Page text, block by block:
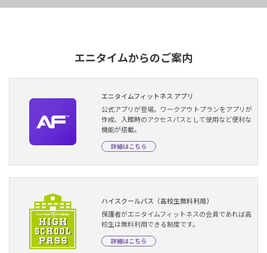
エニタイムからのご案内
エニタイムフィットネス アプリ
公式アプリが登場。ワークアウトプランをアプリが
作成、入館時のアクセスパスとして使用など便利な
機能が搭載。
詳細はこちら
ハイスクールパス（高校生無料利用）
保護者がエニタイムフィットネスの会員であれば高
校生は無料利用できる制度です。
詳細はこちら